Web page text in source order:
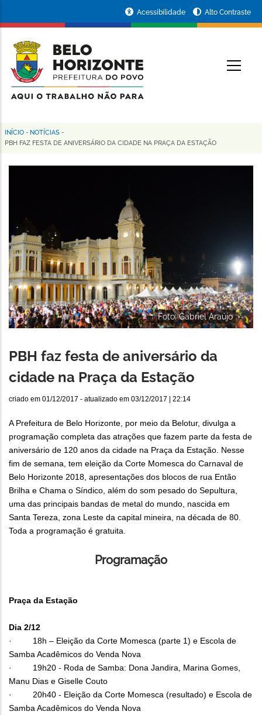
conteúdo
principal
da
Prefeitura
de
Horizonte
Acessibilidade Alto Contraste
Trilha
INÍCIO - NOTÍCIAS -
PBH FAZ FESTA DE ANIVERSÁRIO DA CIDADE NA PRAÇA DA ESTAÇÃO
Foto: Gabriel Araújo
PBH faz festa de aniversário da
cidade na Praça da Estação
criado em 01/12/2017 - atualizado em 03/12/2017 | 22:14
A Prefeitura de Belo Horizonte, por meio da Belotur, divulga a
programação completa das atrações que fazem parte da festa de
aniversário de 120 anos da cidade na Praça da Estação. Nesse
fim de semana, tem eleição da Corte Momesca do Carnaval de
Belo Horizonte 2018, apresentações dos blocos de rua Então
Brilha e Chama o Síndico, além do som pesado do Sepultura,
uma das principais bandas de metal do mundo, nascida em
Santa Tereza, zona Leste da capital mineira, na década de 80.
Toda a programação é gratuita.
Programação
Praça da Estação
Dia 2/12
· 18h – Eleição da Corte Momesca (parte 1) e Escola de
Samba Acadêmicos do Venda Nova
· 19h20 - Roda de Samba: Dona Jandira, Marina Gomes,
Manu Dias e Giselle Couto
· 20h40 - Eleição da Corte Momesca (resultado) e Escola de
Samba Acadêmicos do Venda Nova